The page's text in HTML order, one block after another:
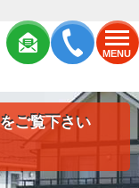
MENU
ご覧下さい